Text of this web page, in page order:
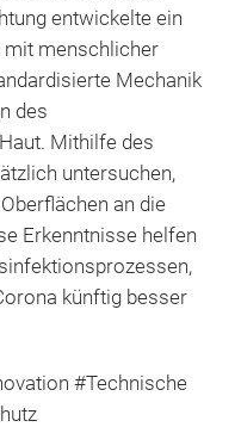
entwickelte ein
menschlicher
Mechanik
des
Mithilfe des
untersuchen,
an die
Erkenntnisse helfen
künftig besser
#Technische